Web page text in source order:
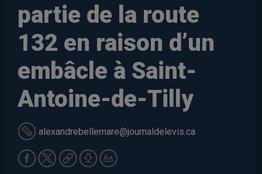
partie de la route
132 en raison d’un
embâcle à Saint-
Antoine-de-Tilly
alexandrebellemare@journaldelevis.ca